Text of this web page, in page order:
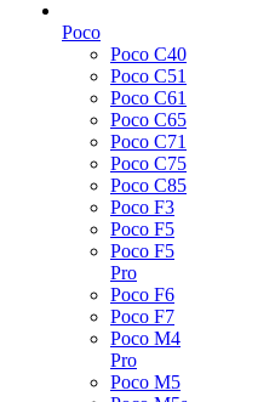
Poco
Poco C40
Poco C51
Poco C61
Poco C65
Poco C71
Poco C75
Poco C85
Poco F3
Poco F5
Poco F5
Pro
Poco F6
Poco F7
Poco M4
Pro
Poco M5